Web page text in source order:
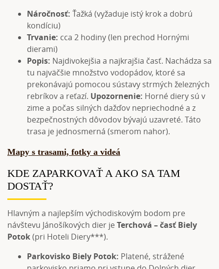
Náročnosť: Ťažká (vyžaduje istý krok a dobrú
kondíciu)
Trvanie: cca 2 hodiny (len prechod Hornými
dierami)
Popis: Najdivokejšia a najkrajšia časť. Nachádza sa
tu najväčšie množstvo vodopádov, ktoré sa
prekonávajú pomocou sústavy strmých železných
rebríkov a reťazí. Upozornenie: Horné diery sú v
zime a počas silných dažďov nepriechodné a z
bezpečnostných dôvodov bývajú uzavreté. Táto
trasa je jednosmerná (smerom nahor).
Mapy s trasami, fotky a videá
KDE ZAPARKOVAŤ A AKO SA TAM
DOSTAŤ?
Hlavným a najlepším východiskovým bodom pre
návštevu Jánošíkových dier jeTerchová – časť Biely
Potok(pri Hoteli Diery***).
Parkovisko Biely Potok: Platené, strážené